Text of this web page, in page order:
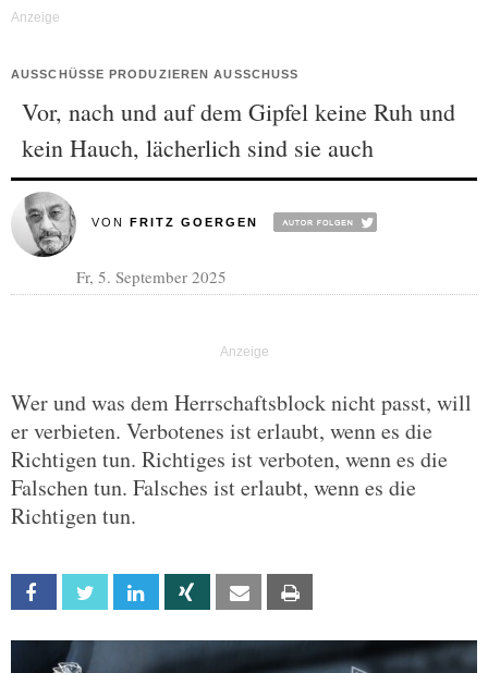
AUSSCHÜSSE PRODUZIEREN AUSSCHUSS
Vor, nach und auf dem Gipfel keine Ruh und
kein Hauch, lächerlich sind sie auch
VON FRITZ GOERGEN
Fr, 5. September 2025
Wer und was dem Herrschaftsblock nicht passt, will
er verbieten. Verbotenes ist erlaubt, wenn es die
Richtigen tun. Richtiges ist verboten, wenn es die
Falschen tun. Falsches ist erlaubt, wenn es die
Richtigen tun.
Facebook Twitter Linkedin Xing Email